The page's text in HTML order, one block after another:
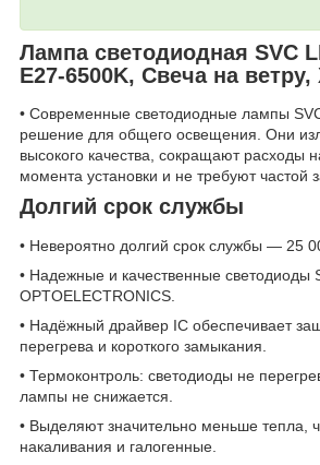
Лампа светодиодная SVC
E27-6500K, Свеча на
• Современные светодиодные лампы
решение для общего освещения. Они
высокого качества, сокращают расходы
момента установки и не требуют частой
Долгий срок службы
• Невероятно долгий срок службы — 25
• Надежные и качественные светодиоды
OPTOELECTRONICS.
• Надёжный драйвер IC обеспечивает
перегрева и короткого замыкания.
• Термоконтроль: светодиоды не
лампы не снижается.
• Выделяют значительно меньше тепла,
накаливания и галогенные.